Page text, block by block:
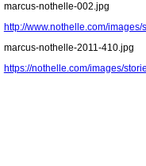
marcus-nothelle-002.jpg
http://www.nothelle.com/
marcus-nothelle-2011-410.jpg
https://nothelle.com/images/